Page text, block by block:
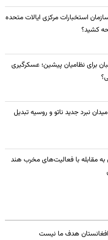
استخبارات مرکزی ایالات متحده
کشید؟
برای نظامیان پیشین؛ عسکرگیری
نبرد جدید ناتو و روسیه تبدیل
به مقابله با فعالیت‌های مخرب هند
هدف ما نیست